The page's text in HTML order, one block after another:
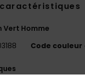
Vert Homme
Code couleur